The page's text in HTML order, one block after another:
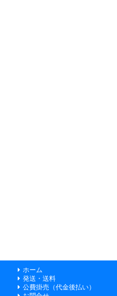
ホーム
発送・送料
公費掛売（代金後払い）